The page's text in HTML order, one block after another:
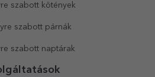
szabott kötények
szabott párnák
szabott naptárak